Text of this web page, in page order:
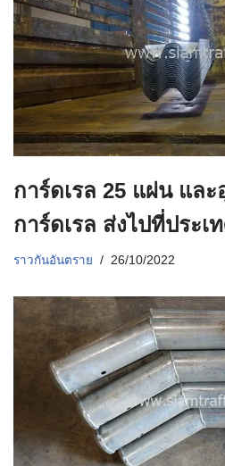
การ์ดเรล 25 แผ่น แล
การ์ดเรล ส่งไปที่ประเ
ราวกันอันตราย 26/10/2022